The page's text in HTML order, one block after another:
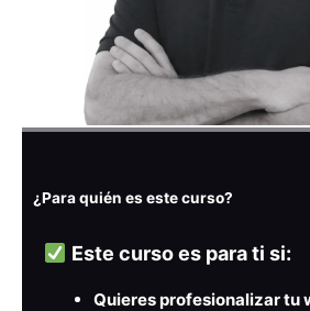
¿Para quién es este curso?
Este curso es para ti si:
Quieres profesionalizar tu